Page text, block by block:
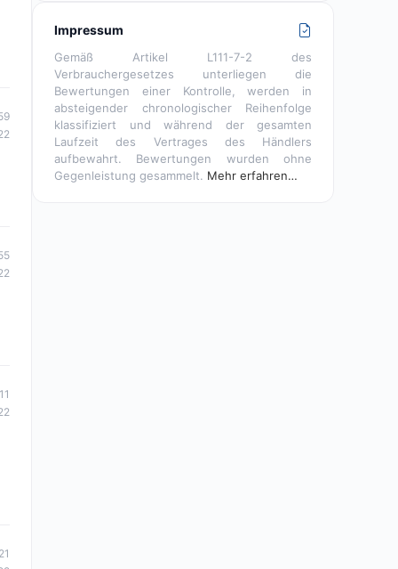
Impressum
Gemäß Artikel L111-7-2 des
Verbrauchergesetzes unterliegen die
Bewertungen einer Kontrolle, werden in
absteigender chronologischer Reihenfolge
klassifiziert und während der gesamten
Laufzeit des Vertrages des Händlers
aufbewahrt. Bewertungen wurden ohne
Gegenleistung gesammelt. Mehr erfahren…